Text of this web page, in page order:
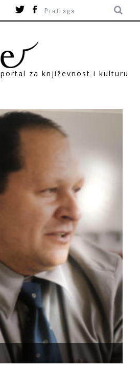
portal za književnost i kulturu